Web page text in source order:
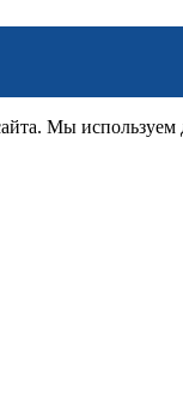
Мы используем